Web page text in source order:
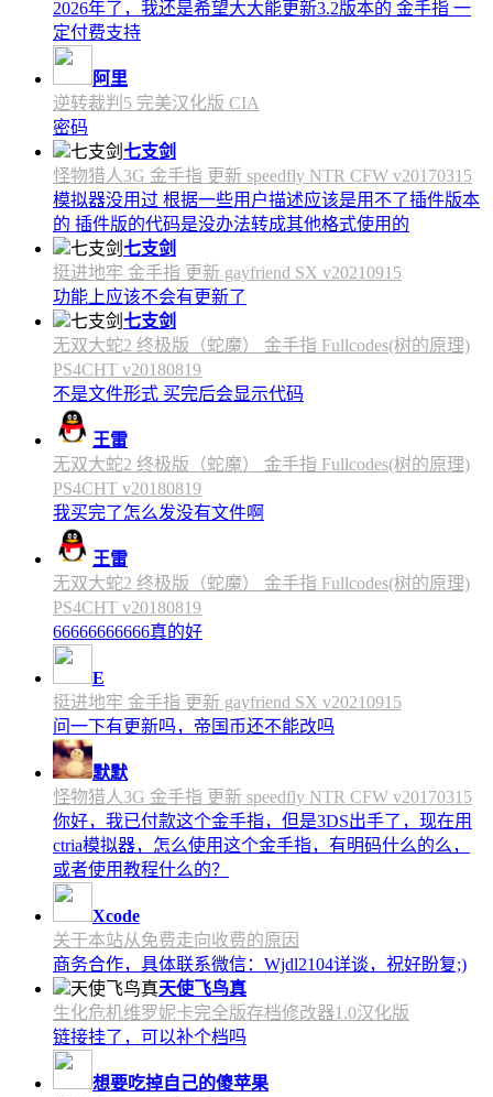
2026年了，我还是希望大大能更新3.2版本的 金手指 一
定付费支持
阿里
逆转裁判5 完美汉化版 CIA
密码
七支剑
怪物猎人3G 金手指 更新 speedfly NTR CFW v20170315
模拟器没用过 根据一些用户描述应该是用不了插件版本
的 插件版的代码是没办法转成其他格式使用的
七支剑
挺进地牢 金手指 更新 gayfriend SX v20210915
功能上应该不会有更新了
七支剑
无双大蛇2 终极版（蛇魔） 金手指 Fullcodes(树的原理)
PS4CHT v20180819
不是文件形式 买完后会显示代码
王雷
无双大蛇2 终极版（蛇魔） 金手指 Fullcodes(树的原理)
PS4CHT v20180819
我买完了怎么发没有文件啊
王雷
无双大蛇2 终极版（蛇魔） 金手指 Fullcodes(树的原理)
PS4CHT v20180819
66666666666真的好
E
挺进地牢 金手指 更新 gayfriend SX v20210915
问一下有更新吗，帝国币还不能改吗
默默
怪物猎人3G 金手指 更新 speedfly NTR CFW v20170315
你好，我已付款这个金手指，但是3DS出手了，现在用
ctria模拟器，怎么使用这个金手指，有明码什么的么，
或者使用教程什么的？
Xcode
关于本站从免费走向收费的原因
商务合作，具体联系微信：Wjdl2104详谈，祝好盼复;)
天使飞鸟真
生化危机维罗妮卡完全版存档修改器1.0汉化版
链接挂了，可以补个档吗
想要吃掉自己的傻苹果